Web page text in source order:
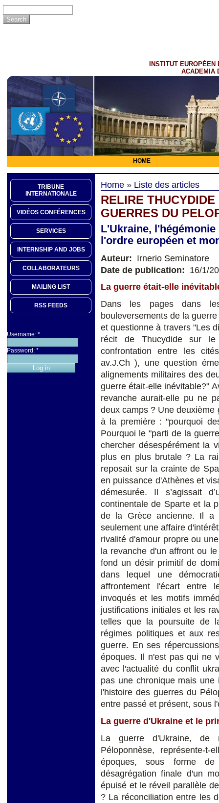
INSTITUT EUROPÉEN
ACADEMIA
HOME
TRIBUNE
INTERNATIONALE
VIDÉOS CONFÉRENCES
SERVICES
INTERNSHIP AND JOBS
COLLABORATEURS
MAILING LIST
RSS FEEDS
Username: *
Password: *
Home » Liste des articles
RELIRE
GUERRES DU
L'Ukraine,
l'ordre européen et
Auteur: Irnerio Seminatore
Date de publication: 16/1/
La guerre était-elle
Dans les pages dans
bouleversements de la
et questionne à travers "Les
récit de Thucydide sur
confrontation entre les
av.J.Ch ), une question
alignements militaires des
guerre était-elle inévitable?"
revanche aurait-elle pu ne
deux camps ? Une
à la première : "pourquoi
Pourquoi le "parti de la
chercher désespérément la
plus en plus brutale ? La
reposait sur la crainte de
en puissance d'Athènes et
démesurée. Il s’agissait
continentale de Sparte et la
de la Grèce ancienne. Il a
seulement une affaire
rivalité d'amour propre ou
la revanche d'un affront ou
fond un désir primitif de
dans lequel une
affrontement l'écart entre
invoqués et les motifs
justifications initiales et les
telles que la poursuite de
régimes politiques et aux
guerre. En ses
époques. Il n'est pas qui ne
avec l'actualité du conflit
pas une chronique mais une
l'histoire des guerres du
entre passé et présent, sous
La guerre d'Ukraine et le
La guerre d'Ukraine, de
Péloponnèse, représente-
époques, sous forme
désagrégation finale d'un
épuisé et le réveil parallèle
? La réconciliation entre les